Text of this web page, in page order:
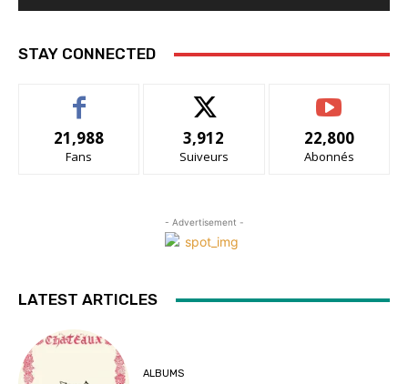
STAY CONNECTED
21,988
Fans
3,912
Suiveurs
22,800
Abonnés
- Advertisement -
LATEST ARTICLES
ALBUMS